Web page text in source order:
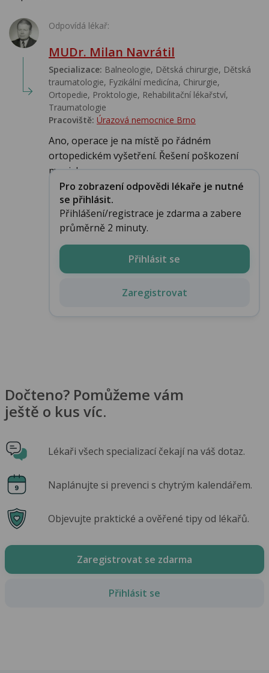
Odpovídá lékař:
MUDr. Milan Navrátil
Specializace: Balneologie, Dětská chirurgie, Dětská
traumatologie, Fyzikální medicína, Chirurgie,
Ortopedie, Proktologie, Rehabilitační lékařství‎,
Traumatologie
Pracoviště: Úrazová nemocnice Brno
Ano, operace je na místě po řádném
ortopedickém vyšetření. Řešení poškození
menisku, ...
Pro zobrazení odpovědi lékaře je nutné
se přihlásit.
Přihlášení/registrace je zdarma a zabere
průměrně 2 minuty.
Přihlásit se
Zaregistrovat
Dočteno? Pomůžeme vám
ještě o kus víc.
Lékaři všech specializací čekají na váš dotaz.
Naplánujte si prevenci s chytrým kalendářem.
Objevujte praktické a ověřené tipy od lékařů.
Zaregistrovat se zdarma
Přihlásit se